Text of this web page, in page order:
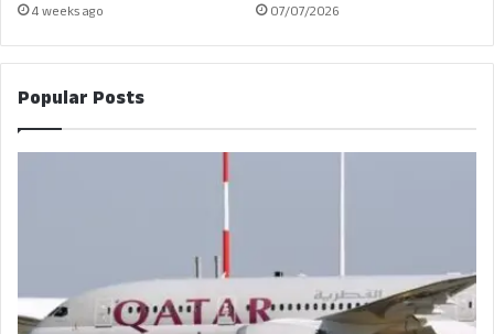
4 weeks ago 07/07/2026
Popular Posts